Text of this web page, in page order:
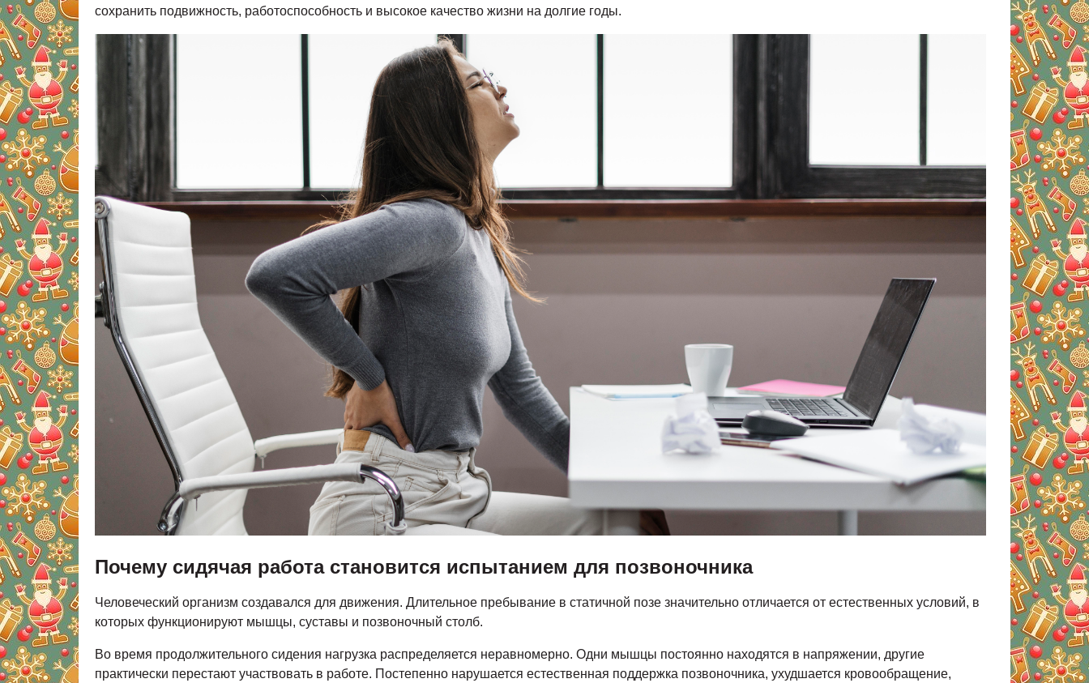
сохранить подвижность, работоспособность и высокое качество жизни на долгие годы.
Почему сидячая работа становится испытанием для позвоночника
Человеческий организм создавался для движения. Длительное пребывание в статичной позе значительно отличается от естественных условий, в
которых функционируют мышцы, суставы и позвоночный столб.
Во время продолжительного сидения нагрузка распределяется неравномерно. Одни мышцы постоянно находятся в напряжении, другие
практически перестают участвовать в работе. Постепенно нарушается естественная поддержка позвоночника, ухудшается кровообращение,